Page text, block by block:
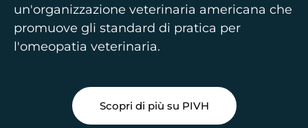
un'organizzazione veterinaria americana che
promuove gli standard di pratica per
l'omeopatia veterinaria.
Scopri di più su PIVH